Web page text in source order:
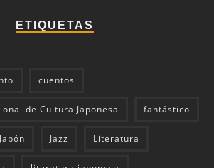
ETIQUETAS
cuentos
de Cultura Japonesa fantástico
Japón Jazz Literatura